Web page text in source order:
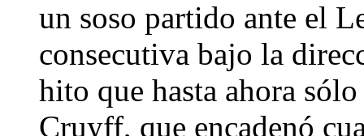
un soso partido ante el
consecutiva bajo la
hito que hasta ahora
Cruyff, que encadenó